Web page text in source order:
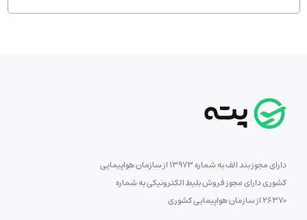
دارای مجوز بند الف به شماره 13973 از سازمان هواپیمایی
کشوری دارای مجوز فروش بلیط الکترونیکی به شماره
26370 از سازمان هواپیمایی کشوری